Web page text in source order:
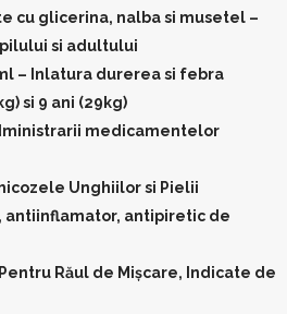
cu glicerina, nalba si musetel –
si adultului
– Inlatura durerea si febra
si 9 ani (29kg)
medicamentelor
Unghiilor si Pielii
antiinflamator, antipiretic de
Pentru Răul de Mișcare, Indicate de